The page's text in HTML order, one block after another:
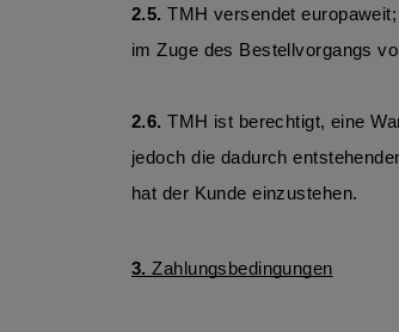
2.5. TMH versendet
im Zuge des Bestellvorgangs
2.6. TMH ist berechtigt, eine
jedoch die dadurch
hat der Kunde einzustehen.
3. Zahlungsbedingungen